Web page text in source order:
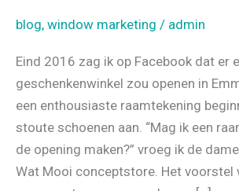
blog, window marketing / admin
Eind 2016 zag ik op Facebook dat er
geschenkenwinkel zou openen in
een enthousiaste raamtekening
stoute schoenen aan. “Mag ik een
de opening maken?” vroeg ik de
Wat Mooi conceptstore. Het voorstel